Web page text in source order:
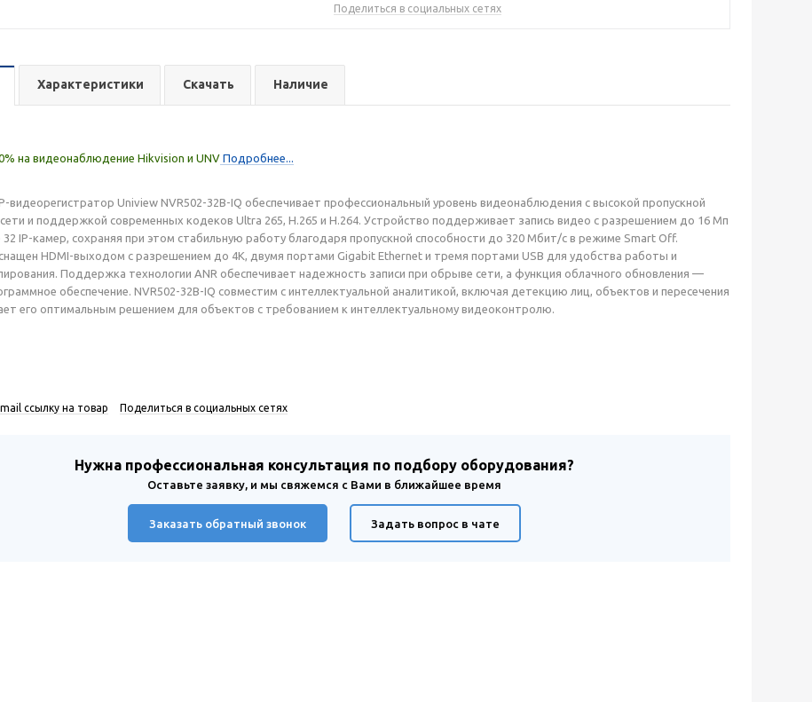
Поделиться в социальных сетях
Характеристики Скачать Наличие
на видеонаблюдение Hikvision и UNV Подробнее...
видеорегистратор Uniview NVR502-32B-IQ обеспечивает профессиональный уровень видеонаблюдения с высокой пропускной
и поддержкой современных кодеков Ultra 265, H.265 и H.264. Устройство поддерживает запись видео с разрешением до 16 Мп
IP-камер, сохраняя при этом стабильную работу благодаря пропускной способности до 320 Мбит/с в режиме Smart Off.
HDMI-выходом с разрешением до 4К, двумя портами Gigabit Ethernet и тремя портами USB для удобства работы и
Поддержка технологии ANR обеспечивает надежность записи при обрыве сети, а функция облачного обновления —
обеспечение. NVR502-32B-IQ совместим с интеллектуальной аналитикой, включая детекцию лиц, объектов и пересечения
его оптимальным решением для объектов с требованием к интеллектуальному видеоконтролю.
ссылку на товар Поделиться в социальных сетях
Нужна профессиональная консультация по подбору оборудования?
Оставьте заявку, и мы свяжемся с Вами в ближайшее время
Заказать обратный звонок Задать вопрос в чате